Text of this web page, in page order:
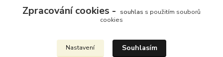
Zpracování cookies - souhlas s použitím souborů
cookies
Nastavení Souhlasím